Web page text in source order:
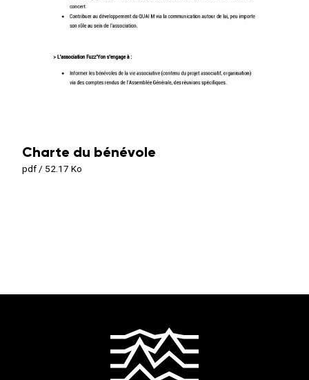
Charte du bénévole
pdf / 52.17 Ko